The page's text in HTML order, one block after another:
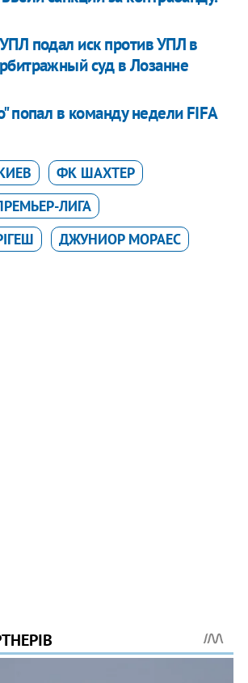
подал иск против УПЛ в
суд в Лозанне
попал в команду недели FIFA
ФК ШАХТЕР
ЛИГА
ДЖУНИОР МОРАЕС